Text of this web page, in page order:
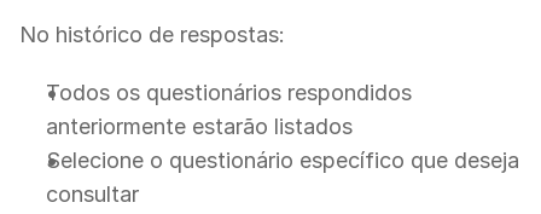
No histórico de respostas:
Todos os questionários respondidos
anteriormente estarão listados
Selecione o questionário específico que deseja
consultar